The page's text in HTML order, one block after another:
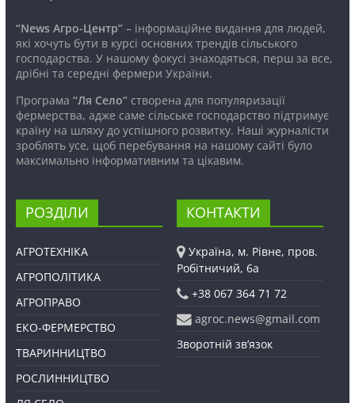
“News Агро-Центр”– інформаційне видання для людей,
які хочуть бути в курсі основних трендів сільського
господарства. У нашому фокусі знаходяться, перш за все,
дрібні та середні фермери України.
Програма “Ля Село”створена для популяризації
фермерства, адже саме сільське господарство підтримує
країну на шляху до успішного розвитку. Наші журналісти
зроблять усе, щоб перебування на нашому сайті було
максимально інформативним та цікавим.
РОЗДІЛИ
АГРОТЕХНІКА
АГРОПОЛІТИКА
АГРОПРАВО
ЕКО-ФЕРМЕРСТВО
ТВАРИННИЦТВО
РОСЛИННИЦТВО
КОНТАКТИ
Україна, м. Рівне, пров.
Робітничий, 6а
+38 067 364 71 72
agroc.news@gmail.com
Зворотній зв’язок